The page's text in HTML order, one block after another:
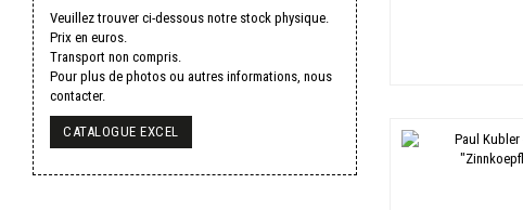
Veuillez trouver ci-dessous notre stock physique.
Prix en euros.
Transport non compris.
Pour plus de photos ou autres informations, nous
contacter.
CATALOGUE EXCEL